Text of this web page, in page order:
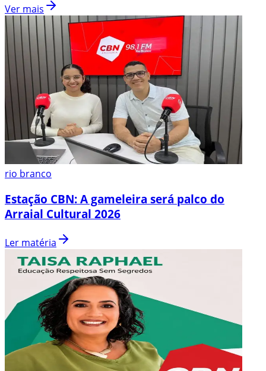
Ver mais
rio branco
Estação CBN: A gameleira será palco do
Arraial Cultural 2026
Ler matéria